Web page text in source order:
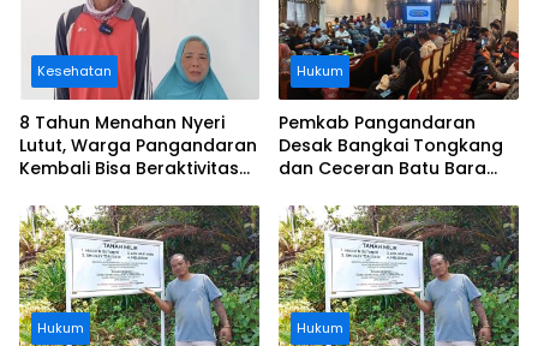
Kesehatan
8 Tahun Menahan Nyeri
Lutut, Warga Pangandaran
Kembali Bisa Beraktivitas
Ditanggung BPJS
Hukum
Pemkab Pangandaran
Desak Bangkai Tongkang
dan Ceceran Batu Bara
Buruknya Koordinasi
Perusahaan
Hukum Hukum